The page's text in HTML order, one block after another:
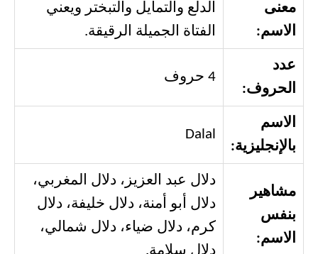
معنى
الاسم:
الدلع والتمايل والتبختر ويعني
الفتاة الجميلة الرقيقة.
عدد
الحروف:
4 حروف
الاسم
بالإنجليزية:
Dalal
مشاهير
بنفس
الاسم:
دلال عبد العزيز، دلال المغربي،
دلال أبو أمنة، دلال خليفة، دلال
كرم، دلال ضياء، دلال شمالي،
دلال سلامة.